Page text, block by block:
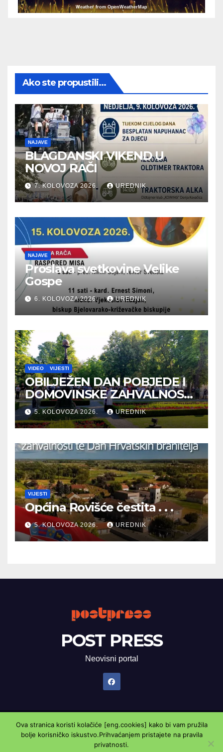
Weather from OpenWeatherMap
Ako ste propustili...
NAJAVE
BLAGDANSKI VIKEND U
NOVOJ RAČI
7. KOLOVOZA 2026. UREDNIK
NAJAVE
Proslava svetkovine Velike
Gospe
6. KOLOVOZA 2026. UREDNIK
VIDEO VIJESTI
OBILJEŽEN DAN POBJEDE I
DOMOVINSKE ZAHVALNOSTI
TE DAN HRVATSKIH
BRANITELJA
5. KOLOVOZA 2026. UREDNIK
VIJESTI
Općina Rovišće čestita . . .
5. KOLOVOZA 2026. UREDNIK
POST PRESS
Neovisni portal
Proudly powered by WordPress| Theme: Newsup byThemeansar.
Ova stranica koristi kolačiće [eng.cookies] kako bi vam pružila
bolje korisničko iskustvo.Prihvaćanjem pristajete na pravila
privatnosti.